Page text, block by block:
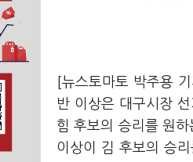
[뉴스토마토 박주용
반 이상은 대구시장
힘 후보의 승리를 원
이상이 김 후보의 승